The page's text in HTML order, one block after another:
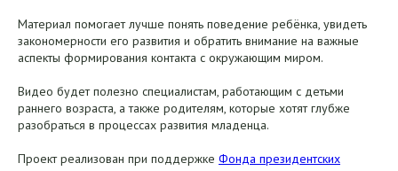
Материал помогает лучше понять поведение ребёнка, увидеть
закономерности его развития и обратить внимание на важные
аспекты формирования контакта с окружающим миром.
Видео будет полезно специалистам, работающим с детьми
раннего возраста, а также родителям, которые хотят глубже
разобраться в процессах развития младенца.
Проект реализован при поддержке Фонда президентских